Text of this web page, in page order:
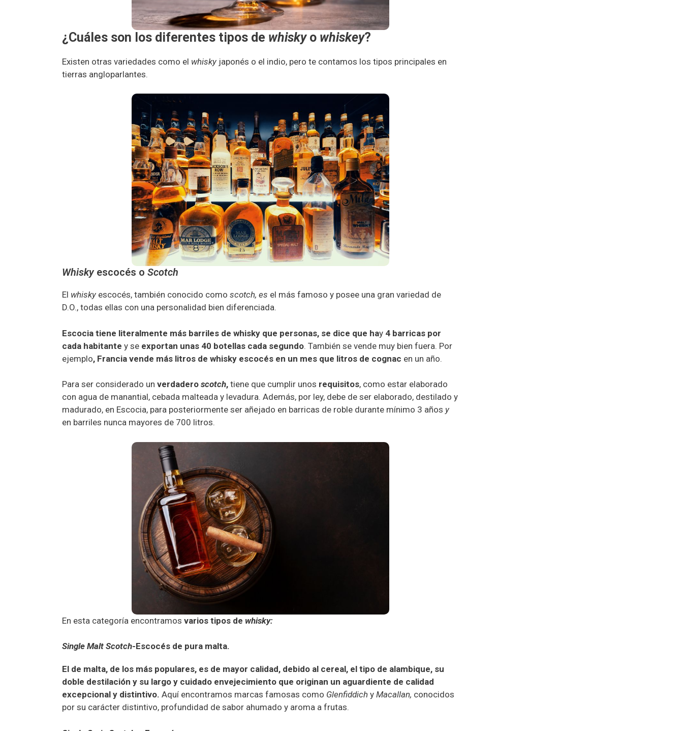
¿Cuáles son los diferentes tipos de whiskyo whiskey?
Existen otras variedades como el whisky japonés o el indio, pero te contamos los tipos principales en
tierras angloparlantes.
Whiskyescocés o Scotch
El whisky escocés, también conocido como scotch, es el más famoso y posee una gran variedad de
D.O., todas ellas con una personalidad bien diferenciada.
Escocia tiene literalmente más barriles de whisky que personas, se dice que hay 4 barricas por
cada habitante y se exportan unas 40 botellas cada segundo. También se vende muy bien fuera. Por
ejemplo, Francia vende más litros de whisky escocés en un mes que litros de cognac en un año.
Para ser considerado un verdadero scotch, tiene que cumplir unos requisitos, como estar elaborado
con agua de manantial, cebada malteada y levadura. Además, por ley, debe de ser elaborado, destilado y
madurado, en Escocia, para posteriormente ser añejado en barricas de roble durante mínimo 3 años y
en barriles nunca mayores de 700 litros.
En esta categoría encontramos varios tipos de whisky:
Single Malt Scotch-Escocés de pura malta.
El de malta, de los más populares, es de mayor calidad, debido al cereal, el tipo de alambique, su
doble destilación y su largo y cuidado envejecimiento que originan un aguardiente de calidad
excepcional y distintivo. Aquí encontramos marcas famosas como Glenfiddich y Macallan, conocidos
por su carácter distintivo, profundidad de sabor ahumado y aroma a frutas.